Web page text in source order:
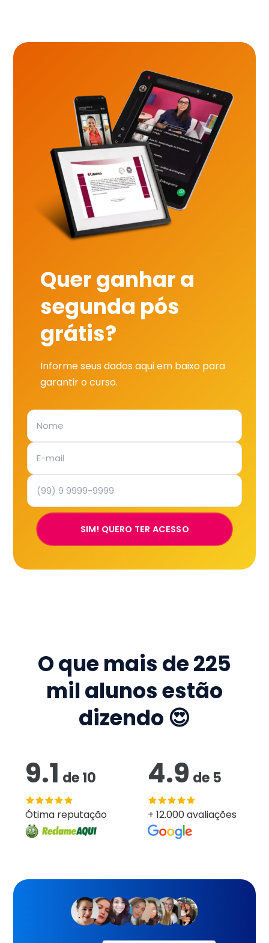
Quer ganhar a
segunda pós
grátis?
Informe seus dados aqui em baixo para
garantir o curso.
SIM! QUERO TER ACESSO
O que mais de225
mil alunos estão
dizendo 😍
9.1 de10
Ótima reputação
4.9 de 5
+ 12.000 avaliações